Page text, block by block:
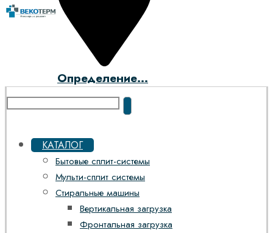
Определение...
КАТАЛОГ
Бытовые сплит-системы
Мульти-сплит системы
Стиральные машины
Вертикальная загрузка
Фронтальная загрузка